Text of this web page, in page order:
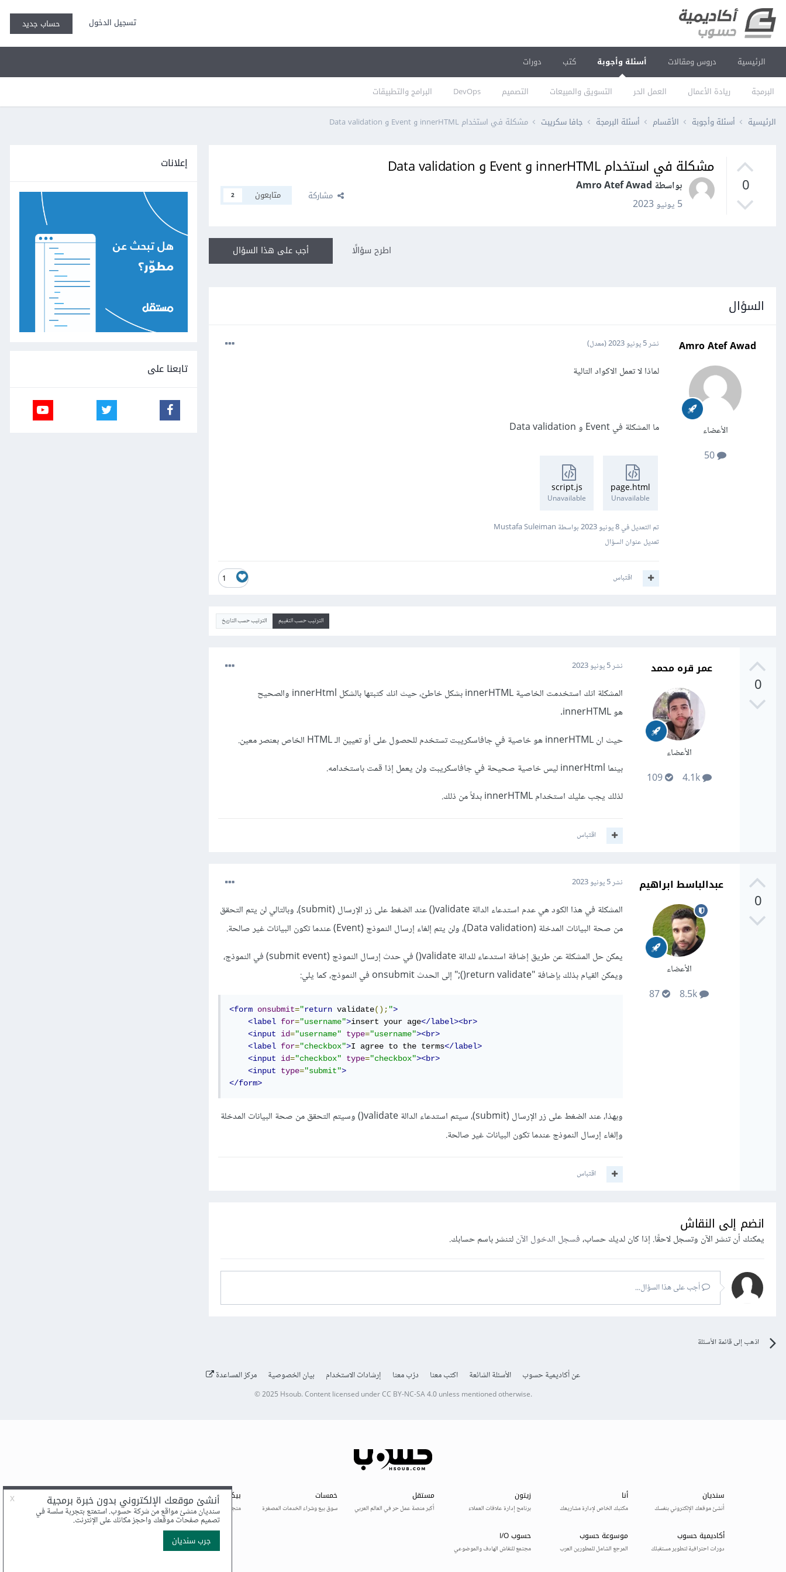
تسجيل الدخول حساب جديد
الرئيسية دروس ومقالات أسئلة وأجوبة
البرمجة ريادة الأعمال العمل الحر التسويق والمبيعات التصميم DevOps البرامج والتطبيقات
كتب دورات
الرئيسية أسئلة وأجوبة الأقسام أسئلة البرمجة جافا سكريبت مشكلة في استخدام innerHTML و Event و Data validation
0
مشكلة في استخدام innerHTML و Event و Data validation
بواسطة Amro Atef Awad
5 يونيو 2023
مشاركة متابعون 2
أجب على هذا السؤال اطرح سؤالًا
السؤال
Amro Atef Awad
الأعضاء
نشر5 يونيو 2023 (معدل)
لماذا لا تعمل الاكواد التالية
ما المشكلة في Event و Data validation
page.html
Unavailable
script.js
Unavailable
تم التعديل في8 يونيو 2023
بواسطة Mustafa Suleiman
تعديل عنوان السؤال
1 اقتباس
الترتيب حسب التقييم الترتيب حسب التاريخ
0
عمر قره محمد
الأعضاء
4.1k
109
نشر5 يونيو 2023
المشكلة انك استخدمت الخاصية innerHTML بشكل خاطئ، حيث انك كتبتها بالشكل innerHtml والصحيح
هو innerHTML.
حيث ان innerHTML هو خاصية في جافاسكريبت تستخدم للحصول على أو تعيين الـ HTML الخاص بعنصر معين.
بينما innerHtml ليس خاصية صحيحة في جافاسكريبت ولن يعمل إذا قمت باستخدامه.
لذلك يجب عليك استخدام innerHTML بدلاً من ذلك.
اقتباس
0
عبدالباسط ابراهيم
الأعضاء
نشر5 يونيو 2023
المشكلة في هذا الكود هي عدم استدعاء الدالة validate() عند الضغط على زر الإرسال (submit)، وبالتالي لن يتم التحقق
من صحة البيانات المدخلة (Data validation)، ولن يتم إلغاء إرسال النموذج (Event) عندما تكون البيانات غير صالحة.
يمكن حل المشكلة عن طريق إضافة استدعاء للدالة validate() في حدث إرسال النموذج (submit event) في النموذج،
ويمكن القيام بذلك بإضافة "return validate();" إلى الحدث onsubmit في النموذج، كما يلي:
<form onsubmit="return validate(); ">
<label for="username">insert your age</label><br>
<input
id="username" type="username"><br>
<label for="checkbox">I agree to the terms</label>
<input
id="checkbox" type="checkbox"><br>
<input
type="submit">
</form>
وبهذا، عند الضغط على زر الإرسال (submit)، سيتم استدعاء الدالة validate() وسيتم التحقق من صحة البيانات المدخلة
وإلغاء إرسال النموذج عندما تكون البيانات غير صالحة.
اقتباس
انضم إلى النقاش
يمكنك أن تنشر الآن وتسجل لاحقًا. إذا كان لديك حساب،فسجل الدخول الآنلتنشر باسم حسابك.
أجب على هذا السؤال...
اذهب إلى قائمة الأسئلة
إعلانات
تابعنا على
عن أكاديمية حسوب الأسئلة الشائعة اكتب معنا درّب معنا إرشادات الاستخدام بيان الخصوصية مركز المساعدة
© 2025 Hsoub.Content licensed underCC BY-NC-SA 4.0unless mentioned otherwise.